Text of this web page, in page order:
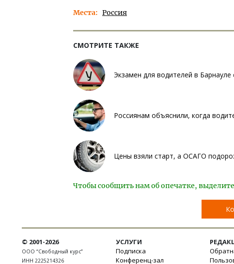
Места Россия
СМОТРИТЕ ТАКЖЕ
Экзамен для водителей в
Россиянам объяснили, когда
Цены взяли старт, а ОСАГО
Чтобы сообщить нам об опечатке,
© 2001-2026
ООО “Свободный курс”
ИНН 2225214326
УСЛУГИ
Подписка
Конференц-зал